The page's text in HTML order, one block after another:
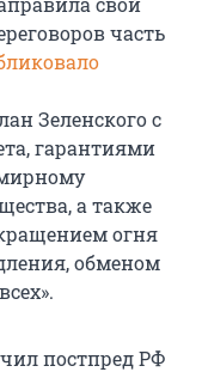
часть
Зеленского с
гарантиями
а также
огня
обменом
постпред РФ